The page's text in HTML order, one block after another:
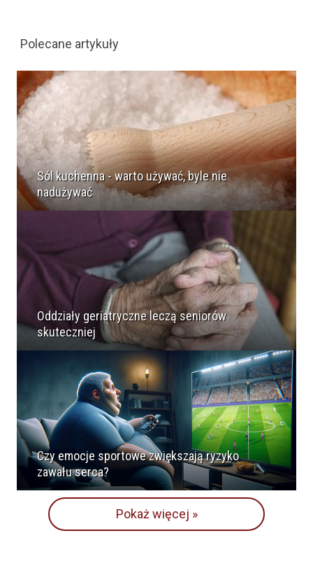
Polecane artykuły
Sól kuchenna - warto używać, byle nie
nadużywać
Oddziały geriatryczne leczą seniorów
skuteczniej
Czy emocje sportowe zwiększają ryzyko
zawału serca?
Pokaż więcej »